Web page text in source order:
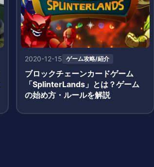
2020-12-15 ゲーム攻略/紹介
ブロックチェーンカードゲーム
「SplinterLands」とは？ゲーム
の始め方・ルールを解説